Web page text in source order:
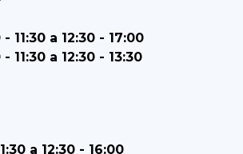
11:30 a 12:30 - 17:00
11:30 a 12:30 - 13:30
a 12:30 - 16:00